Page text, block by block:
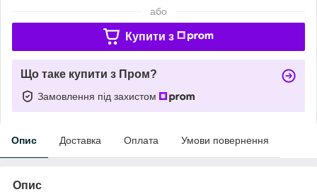
або
Купити з
Що таке купити з Пром?
Замовлення під захистом
Опис Доставка Оплата Умови повернення
Опис